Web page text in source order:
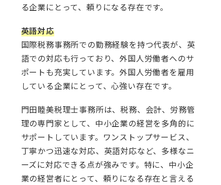
る企業にとって、頼りになる存在です。
英語対応
国際税務事務所での勤務経験を持つ代表が、英
語での対応も行っており、外国人労働者へのサ
ポートも充実しています。外国人労働者を雇用
している企業にとって、心強い存在です。
門田睦美税理士事務所は、税務、会計、労務管
理の専門家として、中小企業の経営を多角的に
サポートしています。ワンストップサービス、
丁寧かつ迅速な対応、英語対応など、多様なニ
ーズに対応できる点が強みです。特に、中小企
業の経営者にとって、頼りになる存在と言える